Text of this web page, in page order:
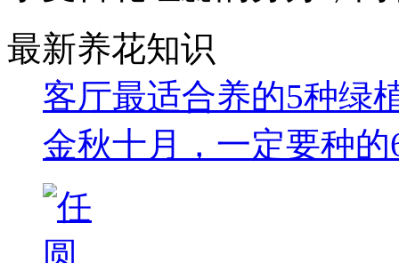
最新养花知识
客厅最适合养的5种绿
金秋十月，一定要种